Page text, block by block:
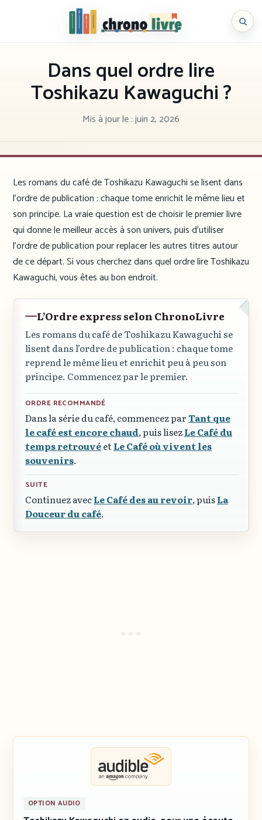
Chronolivre
Dans quel ordre lire
Toshikazu Kawaguchi ?
Mis à jour le :juin 2, 2026
Les romans du café de Toshikazu Kawaguchi se lisent dans
l’ordre de publication : chaque tome enrichit le même lieu et
son principe. La vraie question est de choisir le premier livre
qui donne le meilleur accès à son univers, puis d’utiliser
l’ordre de publication pour replacer les autres titres autour
de ce départ. Si vous cherchez dans quel ordre lire Toshikazu
Kawaguchi, vous êtes au bon endroit.
L’Ordre express selon ChronoLivre
Les romans du café de Toshikazu Kawaguchi se
lisent dans l’ordre de publication : chaque tome
reprend le même lieu et enrichit peu à peu son
principe. Commencez par le premier.
ORDRE RECOMMANDÉ
Dans la série du café, commencez parTant que
le café est encore chaud, puis lisezLe Café du
temps retrouvéetLe Café où vivent les
souvenirs.
SUITE
Continuez avecLe Café des au revoir, puisLa
Douceur du café.
OPTION AUDIO